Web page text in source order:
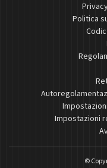
Politica
Impostazioni
©